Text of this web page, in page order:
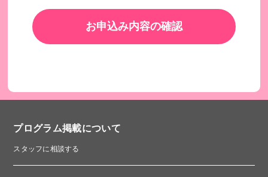
お申込み内容の確認
プログラム掲載について
スタッフに相談する